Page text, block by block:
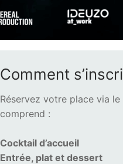
Comment
Réservez votre place via
comprend :
Cocktail d’accueil
Entrée, plat et dessert